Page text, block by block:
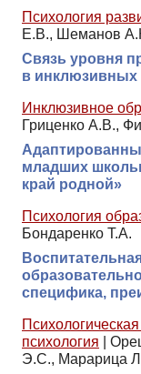
Психология
Е.В., Шеманов
Связь уровня
в инклюзивных
Инклюзивное
Гриценко А.В.,
младших
край родной»
Психология
Бондаренко Т.А.
специфика,
психология
Э.С., Марарица